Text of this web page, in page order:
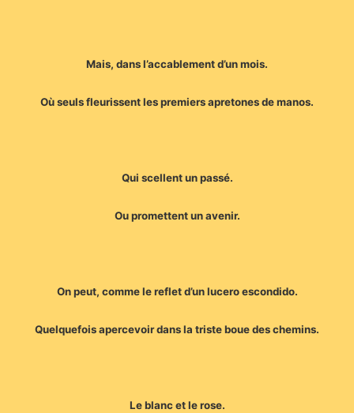
Mais, dans l’accablement d’un mois.
Où seuls fleurissent les premiers apretones de manos.
Qui scellent un passé.
Ou promettent un avenir.
On peut, comme le reflet d’un lucero escondido.
Quelquefois apercevoir dans la triste boue des chemins.
Le blanc et le rose.